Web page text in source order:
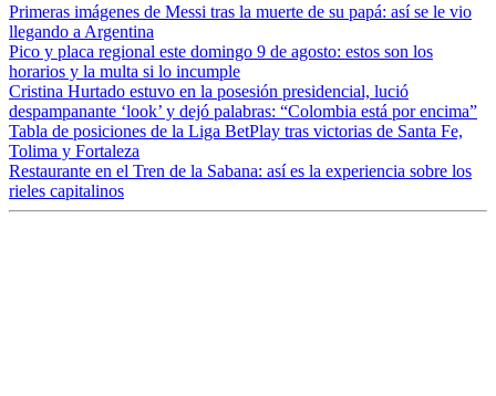
Primeras imágenes de Messi tras la muerte de su papá: así se le vio
llegando a Argentina
Pico y placa regional este domingo 9 de agosto: estos son los
horarios y la multa si lo incumple
Cristina Hurtado estuvo en la posesión presidencial, lució
despampanante ‘look’ y dejó palabras: “Colombia está por encima”
Tabla de posiciones de la Liga BetPlay tras victorias de Santa Fe,
Tolima y Fortaleza
Restaurante en el Tren de la Sabana: así es la experiencia sobre los
rieles capitalinos